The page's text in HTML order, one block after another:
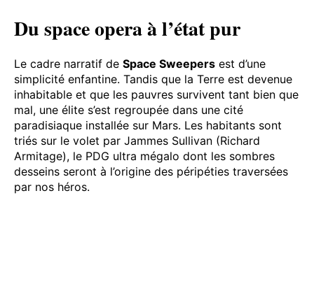
Du space opera à l’état pur
Le cadre narratif de Space Sweepers est d’une
simplicité enfantine. Tandis que la Terre est devenue
inhabitable et que les pauvres survivent tant bien que
mal, une élite s’est regroupée dans une cité
paradisiaque installée sur Mars. Les habitants sont
triés sur le volet par Jammes Sullivan (Richard
Armitage), le PDG ultra mégalo dont les sombres
desseins seront à l’origine des péripéties traversées
par nos héros.